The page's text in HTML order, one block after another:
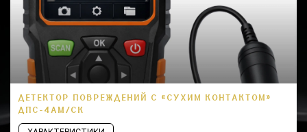
ДЕТЕКТОР ПОВРЕЖДЕНИЙ С «СУХИМ КОНТАКТОМ»
ДПС-4АМ/СК